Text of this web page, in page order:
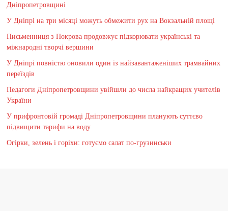
Дніпропетровщині
У Дніпрі на три місяці можуть обмежити рух на Вокзальній площі
Письменниця з Покрова продовжує підкорювати українські та
міжнародні творчі вершини
У Дніпрі повністю оновили один із найзавантаженіших трамвайних
переїздів
Педагоги Дніпропетровщини увійшли до числа найкращих учителів
України
У прифронтовій громаді Дніпропетровщини планують суттєво
підвищити тарифи на воду
Огірки, зелень і горіхи: готуємо салат по-грузинськи